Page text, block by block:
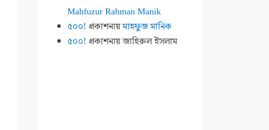
Mahfuzur Rahman Manik
৫০০! প্রকাশনায়মাহফুজ মানিক
৫০০! প্রকাশনায়জাহিরুল ইসলাম